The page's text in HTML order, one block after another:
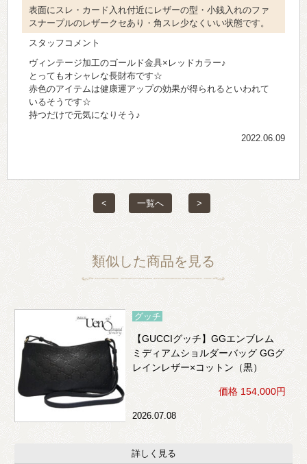
表面にスレ・カード入れ付近にレザーの型・小銭入れのファ
スナープルのレザークセあり・角スレ少なくいい状態です。
スタッフコメント
ヴィンテージ加工のゴールド金具×レッドカラー♪
とってもオシャレな長財布です☆
赤色のアイテムは健康運アップの効果が得られるといわれて
いるそうです☆
持つだけで元気になりそう♪
2022.06.09
< 一覧へ >
類似した商品を見る
グッチ
【GUCCIグッチ】GGエンブレム
ミディアムショルダーバッグ GGグ
レインレザー×コットン（黒）
価格 154,000円
2026.07.08
詳しく見る